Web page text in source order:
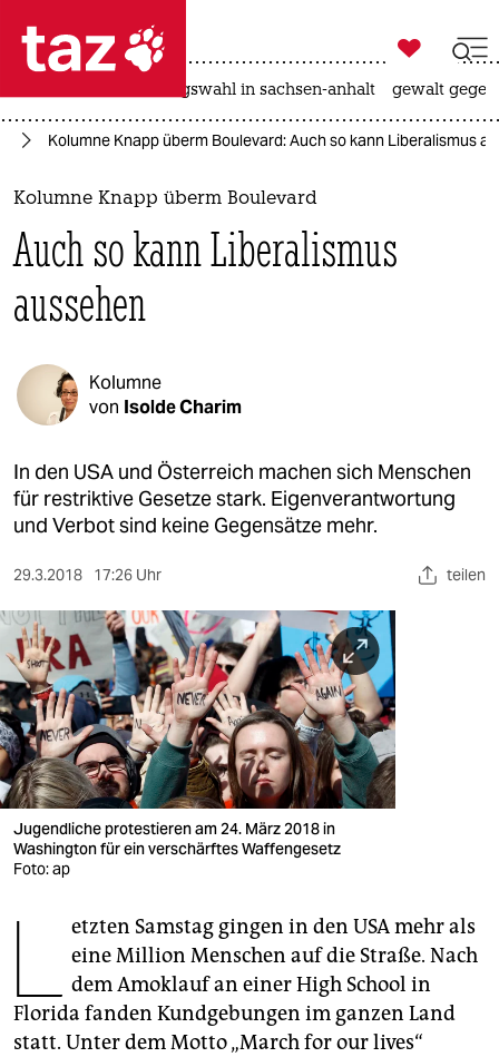
 taz zahl ich
taz zahl ich
themen
politik
öko
kultur
berlin
verlag
verlag
veranstaltungen
shop
fragen & hilfe
unterstützen
abo
genossenschaft
epaper login

taz zahl ich
landtagswahl in sachsen-anhalt gewalt
Kolumne Knapp überm Boulevard: Auch so kann Liberalismus
Kolumne Knapp überm Boulevard
Auch so kann Liberalismus
aussehen
Kolumne
von Isolde Charim
In den USA und Österreich machen sich Menschen
für restriktive Gesetze stark. Eigenverantwortung
und Verbot sind keine Gegensätze mehr.
29.3.2018 17:26 Uhr teilen
Jugendliche protestieren am 24. März 2018 in
Washington für ein verschärftes Waffengesetz
Foto: ap
L etzten Samstag gingen in den USA mehr als
eine Million Menschen auf die Straße. Nach
dem Amoklauf an einer High School in
Florida fanden Kundgebungen im ganzen Land
statt. Unter dem Motto „March for our lives“